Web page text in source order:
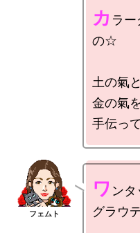
カ ラ
の☆
土の氣
金の氣
ワ ン
グラウ